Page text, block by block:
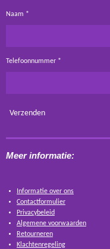
Naam *
Telefoonnummer *
Verzenden
Meer informatie:
Informatie over ons
Contactformulier
Privacybeleid
Algemene voorwaarden
Retourneren
Klachtenregeling